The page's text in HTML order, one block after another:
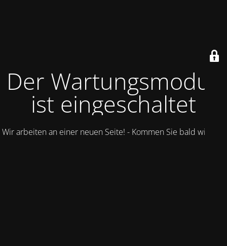
Der Wartungsmodus
ist eingeschaltet
Wir arbeiten an einer neuen Seite! - Kommen Sie bald wieder.